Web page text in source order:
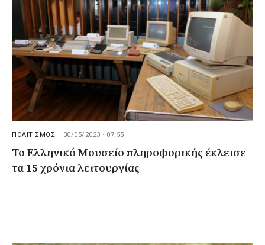
ΠΟΛΙΤΙΣΜΟΣ | 30/05/2023 · 07:55
Το Ελληνικό Μουσείο πληροφορικής έκλεισε
τα 15 χρόνια λειτουργίας